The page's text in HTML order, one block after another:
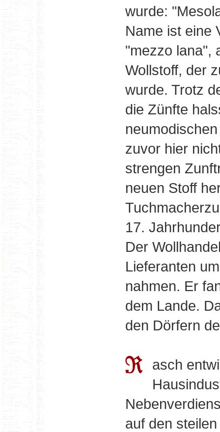
wurde:
Name ist eine
"mezzo lana",
Wollstoff, der
wurde. Trotz
die Zünfte
zuvor hier
strengen
neuen Stoff
17.
Der
Lieferanten
nahmen. Er
dem Lande.
den Dörfern
asch
auf den